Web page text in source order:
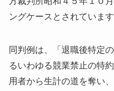
ングケースとされています
同判例は、「退職後特定
るいわゆる競業禁止の特
用者から生計の道を奪い